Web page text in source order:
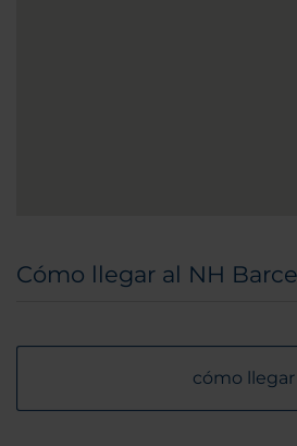
Cómo llegar al NH
cómo llegar